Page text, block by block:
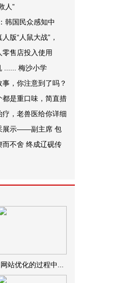
人”
韩国民众感知中
版“人鼠大战”，
售店投入使用
...... 梅沙小学
，你注意到了吗？
是重口味，简直措
，老兽医给你详细
展示——副主席 包
不舍 终成辽砚传
网站优化的过程中...